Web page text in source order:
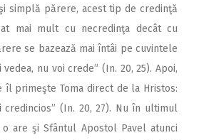
simplă părere, acest tip de credinţă
mai mult cu necredinţa decât cu
se bazează mai întâi pe cuvintele
vedea, nu voi crede” (In. 20, 25). Apoi,
primeşte Toma direct de la Hristos:
credincios” (In. 20, 27). Nu în ultimul
are şi Sfântul Apostol Pavel atunci